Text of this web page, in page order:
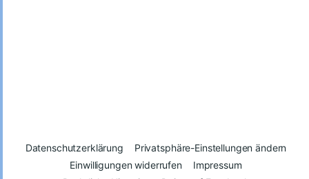
Datenschutzerklärung
Privatsphäre-Einstellungen ändern
Einwilligungen widerrufen
Impressum